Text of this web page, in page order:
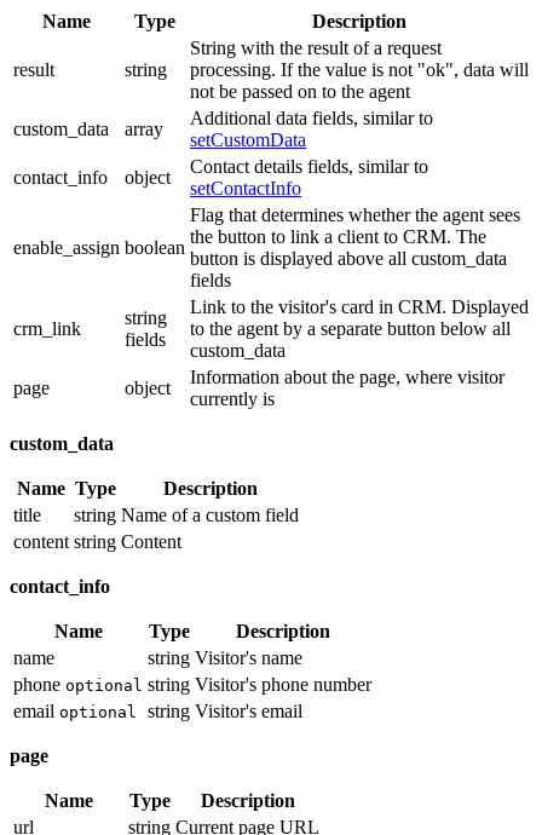
Name Type Description
result string
String with the result of a request
processing. If the value is not "ok", data will
not be passed on to the agent
custom_data
array
Additional data fields, similar to
setCustomData
contact_info
object
Contact details fields, similar to
setContactInfo
enable_assign boolean
Flag that determines whether the agent sees
the button to link a client to CRM. The
button is displayed above all custom_data
fields
crm_link
string
fields
Link to the visitor's card in CRM. Displayed
to the agent by a separate button below all
custom_data
page
object
Information about the page, where visitor
currently is
custom_data
Name Type
Description
title
string Name of a custom field
content string Content
contact_info
Name Type
Description
name
string Visitor's name
phone optional string Visitor's phone number
email optional string Visitor's email
page
Name Type
Description
url
string Current page URL